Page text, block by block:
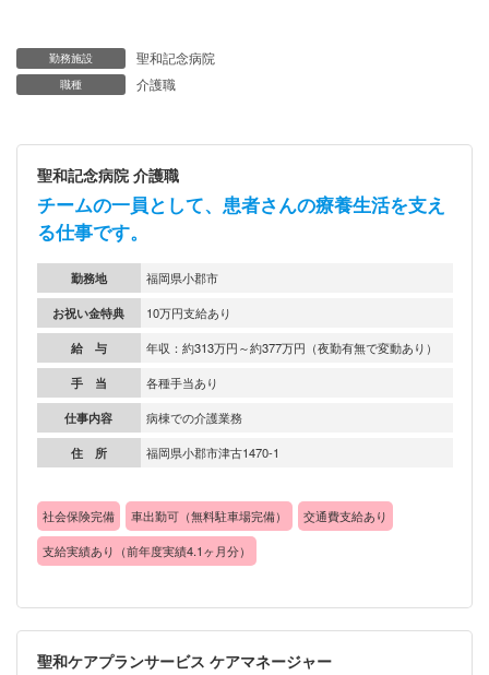
勤務施設 聖和記念病院
職種 介護職
聖和記念病院 介護職
チームの一員として、患者さんの療養生活を支え
る仕事です。
勤務地
福岡県小郡市
お祝い金特典
10万円支給あり
給 与
年収：約313万円～約377万円（夜勤有無で変動あり）
手 当
各種手当あり
仕事内容
病棟での介護業務
住 所
福岡県小郡市津古1470‐1
社会保険完備 車出勤可（無料駐車場完備）
交通費支給あり
支給実績あり（前年度実績4.1ヶ月分）
聖和ケアプランサービス ケアマネージャー